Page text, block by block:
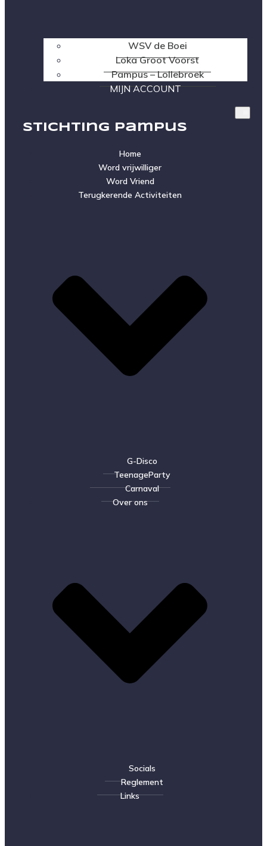
WSV de Boei
Loka Groot Voorst
Pampus – Lollebroek
MIJN ACCOUNT
Stichting Pampus
Home
Word vrijwilliger
Word Vriend
Terugkerende Activiteiten
G-Disco
TeenageParty
Carnaval
Over ons
Socials
Reglement
Links